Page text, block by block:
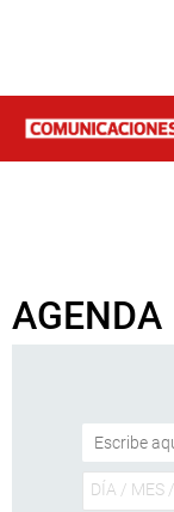
AGENDA